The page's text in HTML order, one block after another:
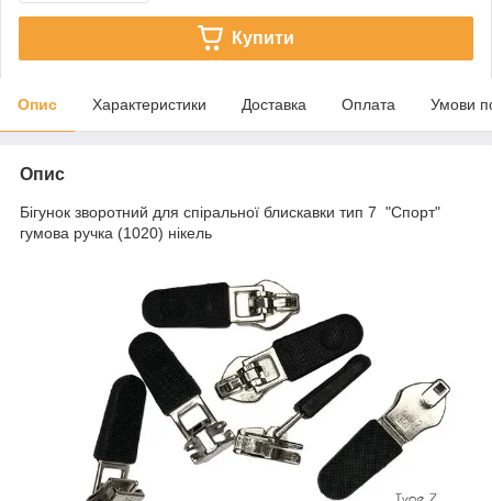
Купити
Опис Характеристики Доставка Оплата Умови
Опис
Бігунок зворотний для спіральної блискавки тип 7 "Спорт"
гумова ручка (1020) нікель